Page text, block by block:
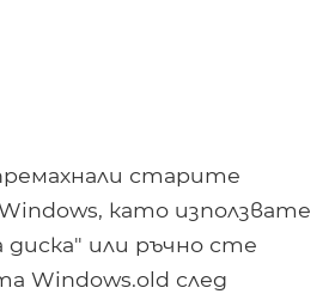
старите
като използвате
или ръчно сте
Windows.old след